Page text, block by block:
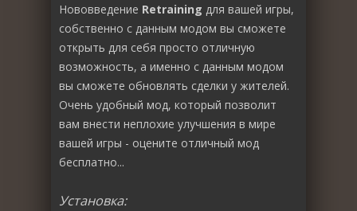
Нововведение Retraining для вашей игры,
собственно с данным модом вы сможете
открыть для себя просто отличную
возможность, а именно с данным модом
вы сможете обновлять сделки у жителей.
Очень удобный мод, который позволит
вам внести неплохие улучшения в мире
вашей игры - оцените отличный мод
бесплатно...
Установка: